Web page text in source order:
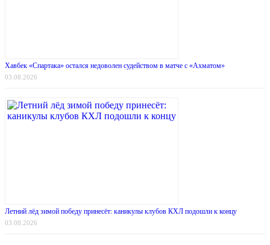
Хавбек «Спартака» остался недоволен судейством в матче с «Ахматом»
03.08.2026
Летний лёд зимой победу принесёт: каникулы клубов КХЛ подошли к концу
03.08.2026